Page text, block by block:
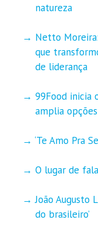
natureza
Netto
que
de liderança
99Food inicia
amplia
‘Te Amo Pra
O lugar de
João Augusto
do brasileiro’